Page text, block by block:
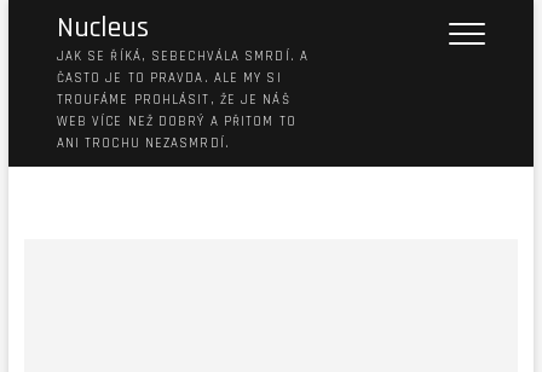
Nucleus
JAK SE ŘÍKÁ, SEBECHVÁLA SMRDÍ. A
ČASTO JE TO PRAVDA. ALE MY SI
TROUFÁME PROHLÁSIT, ŽE JE NÁŠ
WEB VÍCE NEŽ DOBRÝ A PŘITOM TO
ANI TROCHU NEZASMRDÍ.